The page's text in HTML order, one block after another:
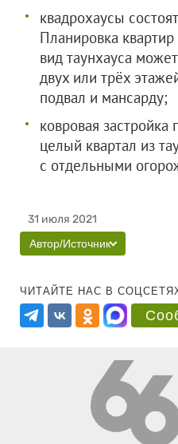
квадрохаусы
Планировка
вид таунхауса
двух или трёх
подвал и мансарду;
ковровая застройка
целый квартал из
с отдельными
31 июля 2021
Автор/Источник
ЧИТАЙТЕ НАС В